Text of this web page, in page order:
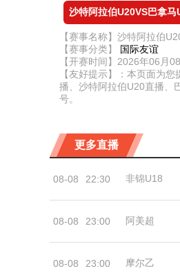
沙特阿拉伯U20VS巴拿马
【赛事名称】沙特阿拉伯
【赛事分类】 国际友谊
【开赛时间】2026年06月
【友好提示】：本页面为
播、沙特阿拉伯U20直播、
号。
更多直播
08-08 22:30 非锦U18
08-08 23:00 阿美超
08-08 23:00 摩尔乙